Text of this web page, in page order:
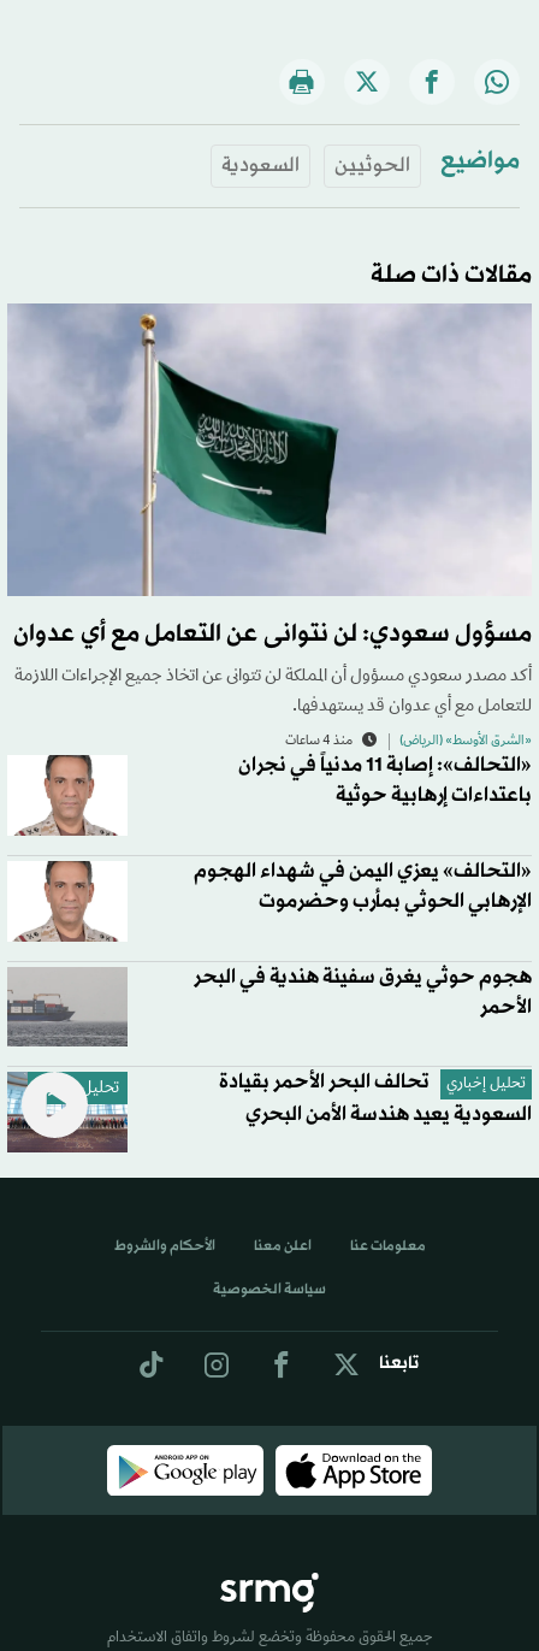
مواضيع الحوثيين السعودية
مقالات ذات صلة
مسؤول سعودي: لن نتوانى عن التعامل مع أي عدوان
أكد مصدر سعودي مسؤول أن المملكة لن تتوانى عن اتخاذ جميع الإجراءات اللازمة
للتعامل مع أي عدوان قد يستهدفها.
«الشرق الأوسط» (الرياض) منذ 4 ساعات
«التحالف»: إصابة 11 مدنياً في نجران
باعتداءات إرهابية حوثية
«التحالف» يعزي اليمن في شهداء الهجوم
الإرهابي الحوثي بمأرب وحضرموت
هجوم حوثي يغرق سفينة هندية في البحر
الأحمر
تحليل إخباري تحليل إخباري
تحالف البحر الأحمر بقيادة
السعودية يعيد هندسة الأمن البحري
تابعنا
معلومات عنا اعلن معنا الأحكام والشروط
سياسة الخصوصية
جميع الحقوق محفوظة وتخضع لشروط واتفاق الاستخدام